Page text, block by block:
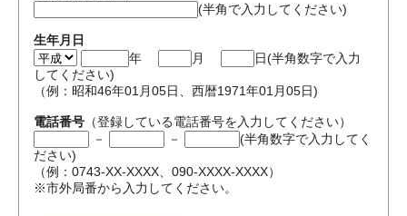
(半角で入力してください)
生年月日
年
月
日(半角数字で入力
してください)
（例：昭和46年01月05日、西暦1971年01月05日)
電話番号 （登録している電話番号を入力してください）
－
－
(半角数字で入力してく
ださい)
（例：0743-XX-XXXX、090-XXXX-XXXX）
※市外局番から入力してください。